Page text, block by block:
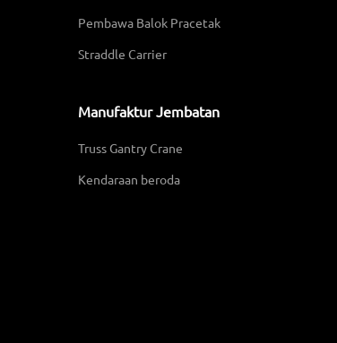
Pembawa Balok Pracetak
Straddle Carrier
Manufaktur Jembatan
Truss Gantry Crane
Kendaraan beroda